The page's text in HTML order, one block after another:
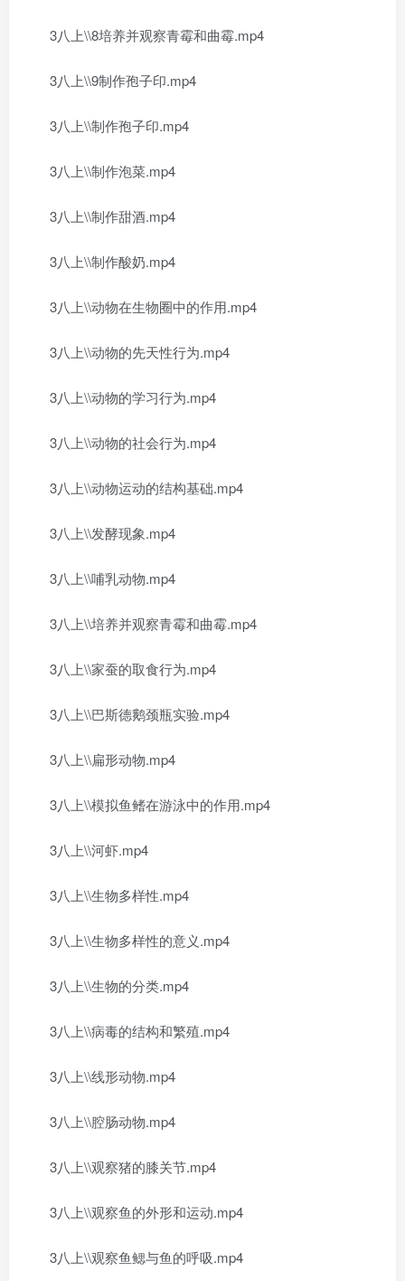
3八上\\8培养并观察青霉和曲霉.mp4
3八上\\9制作孢子印.mp4
3八上\\制作孢子印.mp4
3八上\\制作泡菜.mp4
3八上\\制作甜酒.mp4
3八上\\制作酸奶.mp4
3八上\\动物在生物圈中的作用.mp4
3八上\\动物的先天性行为.mp4
3八上\\动物的学习行为.mp4
3八上\\动物的社会行为.mp4
3八上\\动物运动的结构基础.mp4
3八上\\发酵现象.mp4
3八上\\哺乳动物.mp4
3八上\\培养并观察青霉和曲霉.mp4
3八上\\家蚕的取食行为.mp4
3八上\\巴斯德鹅颈瓶实验.mp4
3八上\\扁形动物.mp4
3八上\\模拟鱼鳍在游泳中的作用.mp4
3八上\\河虾.mp4
3八上\\生物多样性.mp4
3八上\\生物多样性的意义.mp4
3八上\\生物的分类.mp4
3八上\\病毒的结构和繁殖.mp4
3八上\\线形动物.mp4
3八上\\腔肠动物.mp4
3八上\\观察猪的膝关节.mp4
3八上\\观察鱼的外形和运动.mp4
3八上\\观察鱼鳃与鱼的呼吸.mp4